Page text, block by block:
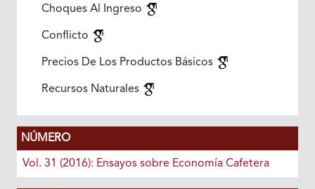
Choques Al Ingreso
Conflicto
Precios De Los Productos Básicos
Recursos Naturales
NÚMERO
Vol. 31 (2016): Ensayos sobre Economía Cafetera